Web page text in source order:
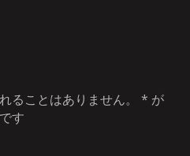
ることはありません。 * が
す